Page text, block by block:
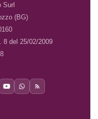
Surl
(BG)
8 del 25/02/2009